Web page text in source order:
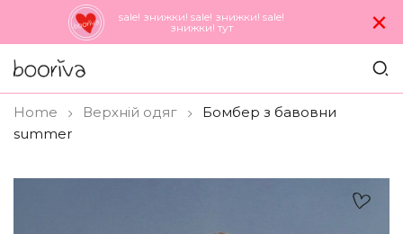
sale! знижки! sale! знижки! sale!
знижки! тут
×
Home Верхнiй одяг
Бомбер з бавовни
summer